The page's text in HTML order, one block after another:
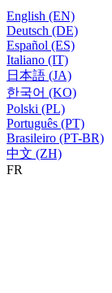
English (EN)
Deutsch (DE)
Español (ES)
Italiano (IT)
日本語 (JA)
한국어 (KO)
Polski (PL)
Português (PT)
Brasileiro (PT-BR)
中文 (ZH)
FR